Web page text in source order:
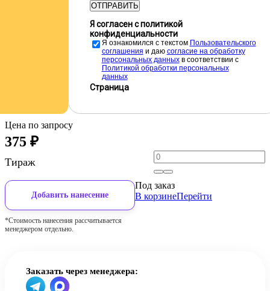
ОТПРАВИТЬ
Я согласен с политикой
конфиденциальности
Я ознакомился с текстом Пользовательского
соглашения и даю cогласие на обработку
персональных данныхв соответствии с
Политикой обработки персональных
данных
Страница
Цена по запросу
375 ₽
Тираж
Добавить нанесение
*Стоимость нанесения рассчитывается
менеджером отдельно.
Под заказ
В корзинеПерейти
Заказать через менеджера: